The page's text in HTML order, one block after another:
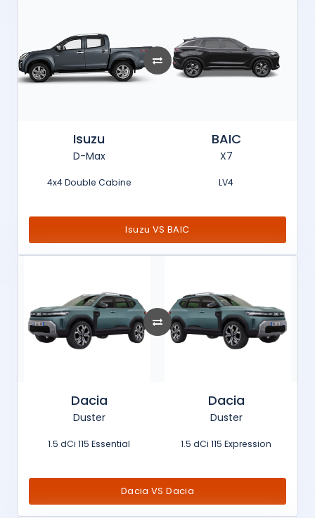
Isuzu
D-Max
4x4 Double Cabine
BAIC
X7
LV4
Isuzu VS BAIC
Dacia
Duster
1.5 dCi 115 Essential
Dacia
Duster
1.5 dCi 115 Expression
Dacia VS Dacia